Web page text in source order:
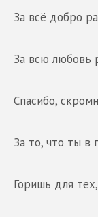
За всё добро
За всю любовь
Спасибо,
За то, что ты в
Горишь для